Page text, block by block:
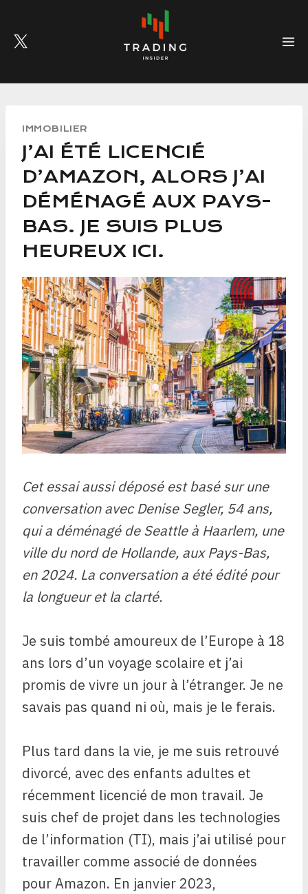
content
IMMOBILIER
J’AI ÉTÉ LICENCIÉ
D’AMAZON, ALORS J’AI
DÉMÉNAGÉ AUX PAYS-
BAS. JE SUIS PLUS
HEUREUX ICI.
Cet essai aussi déposé est basé sur une
conversation avec Denise Segler, 54 ans,
qui a déménagé de Seattle à Haarlem, une
ville du nord de Hollande, aux Pays-Bas,
en 2024. La conversation a été édité pour
la longueur et la clarté.
Je suis tombé amoureux de l’Europe à 18
ans lors d’un voyage scolaire et j’ai
promis de vivre un jour à l’étranger. Je ne
savais pas quand ni où, mais je le ferais.
Plus tard dans la vie, je me suis retrouvé
divorcé, avec des enfants adultes et
récemment licencié de mon travail. Je
suis chef de projet dans les technologies
de l’information (TI), mais j’ai utilisé pour
travailler comme associé de données
pour Amazon. En janvier 2023,